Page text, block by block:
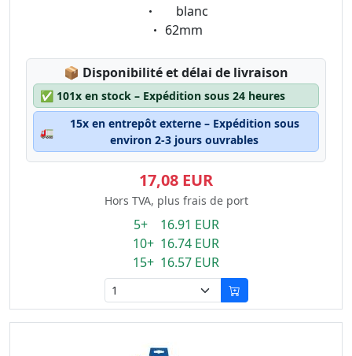
Eigenschaft:
blanc
Eigenschaft:
62mm
📦 Lagerstatus:
Disponibilité et délai de livraison
✅ 101x en stock – Expédition sous 24 heures
🚛
15x en entrepôt externe – Expédition sous
environ 2-3 jours ouvrables
17,08 EUR
Hors TVA, plus frais de port
5+ 16.91 EUR
10+ 16.74 EUR
15+ 16.57 EUR